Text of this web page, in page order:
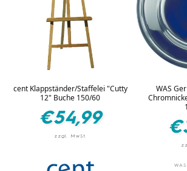
cent Klappständer/Staffelei "Cutty
12" Buche 150/60
Normaler
Preis
€54,99
WAS